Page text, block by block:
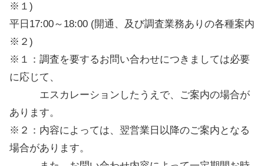
※１)
平日17:00～18:00 (開通、及び調査業務ありの各種案内
※２)
※１：調査を要するお問い合わせにつきましては必要
に応じて、
エスカレーションしたうえで、ご案内の場合が
あります。
※２：内容によっては、翌営業日以降のご案内となる
場合があります。